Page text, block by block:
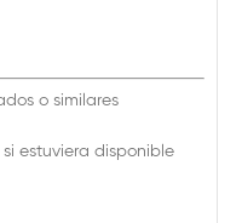
o similares
estuviera disponible